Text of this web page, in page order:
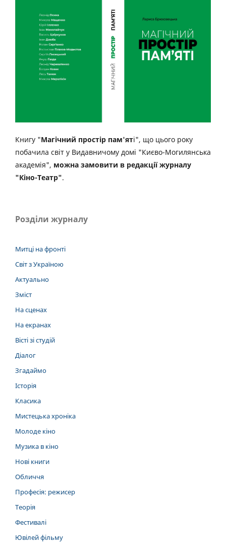
Книгу "Магічний простір пам'яті", що цього року
побачила світ у Видавничому домі "Києво-Могилянська
академія", можна замовити в редакції журналу
"Кіно-Театр".
Розділи журналу
Митці на фронті
Світ з Україною
Актуально
Зміст
На сценах
На екранах
Вісті зі студій
Діалог
Згадаймо
Історія
Класика
Мистецька хроніка
Молоде кіно
Музика в кіно
Нові книги
Обличчя
Професія: режисер
Теорія
Фестивалі
Ювілей фільму